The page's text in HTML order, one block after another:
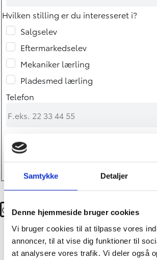
Samtykke Detaljer
Denne hjemmeside bruger cookies
Vi bruger cookies til at tilpasse vores
annoncer, til at vise dig funktioner til
at analysere vores trafik. Vi deler også
Hvilken stilling er du interesseret i?
Salgselev
Eftermarkedselev
Mekaniker lærling
Pladesmed lærling
Telefon
Oplysningspligt jobansøgere